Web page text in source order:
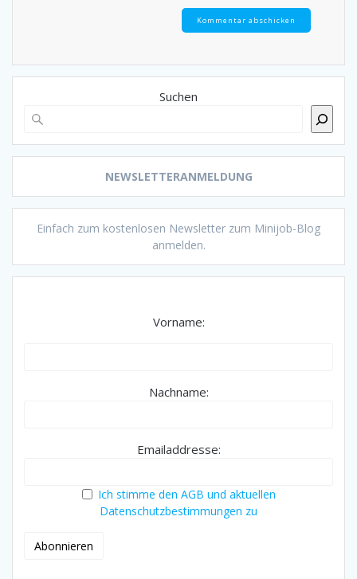
Suchen
NEWSLETTERANMELDUNG
Einfach zum kostenlosen Newsletter zum Minijob-Blog
anmelden.
Vorname:
Nachname:
Emailaddresse:
Ich stimme den AGB und aktuellen
Datenschutzbestimmungen zu